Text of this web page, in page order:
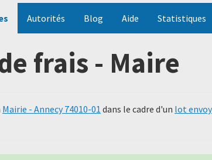
Autorités Blog Aide Statistiques
frais - Maire
Mairie - Annecy 74010-01 dans le cadre d'un lot